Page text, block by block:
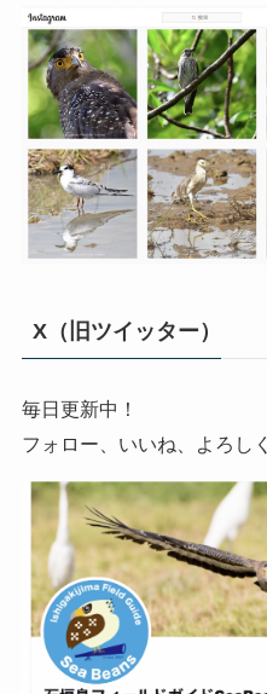
X（旧ツイッター）
毎日更新中！
フォロー、いいね、よろし